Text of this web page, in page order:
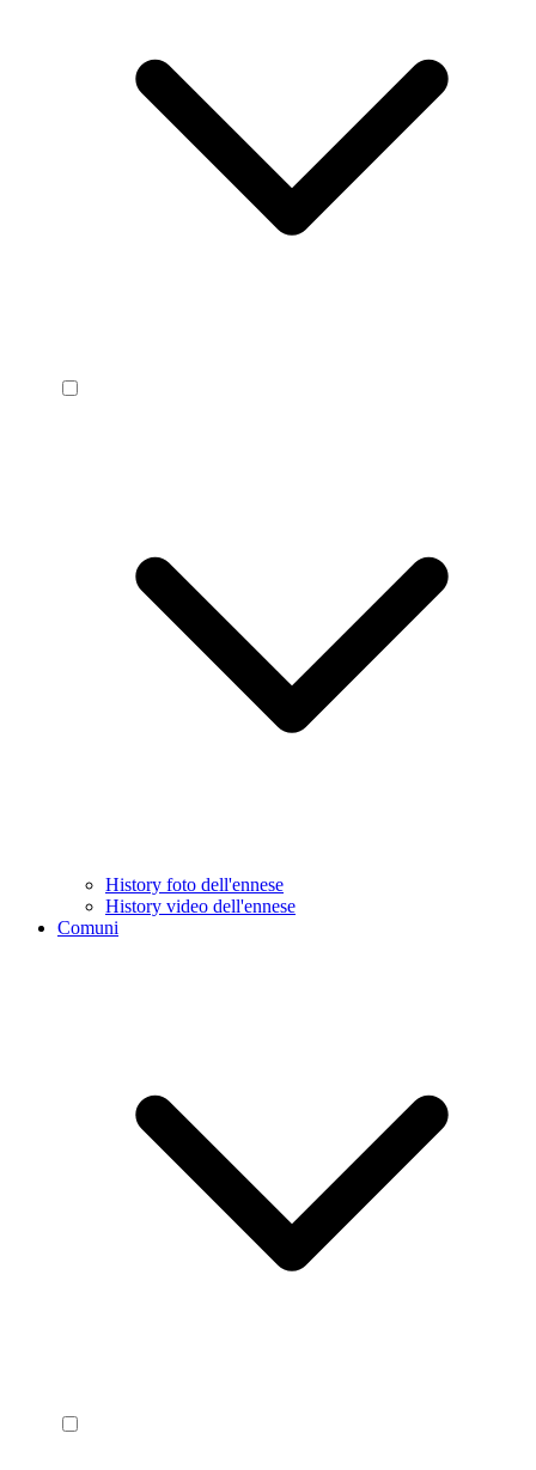
History foto dell'ennese
History video dell'ennese
Comuni